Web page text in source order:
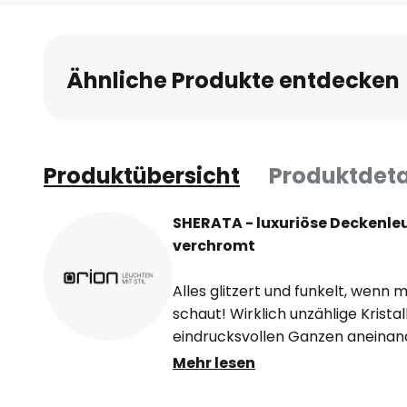
Bildgalerie
springen
Ähnliche Produkte entdecken
Produktübersicht
SHERATA - luxuriöse
verchromt
Alles glitzert und funkelt, wenn
schaut! Wirklich unzählige
eindrucksvollen Ganzen
sorgen, die schöner als im
Mehr lesen